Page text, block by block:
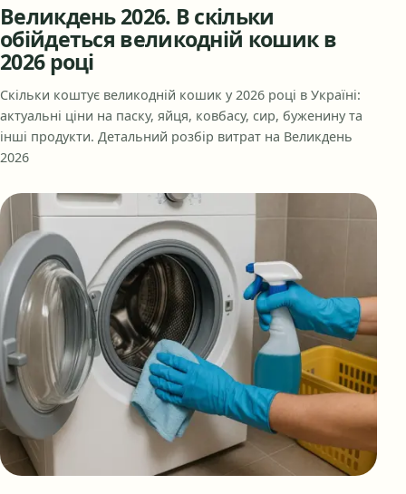
Великдень 2026. В скільки
обійдеться великодній кошик в
2026 році
Скільки коштує великодній кошик у 2026 році в Україні:
актуальні ціни на паску, яйця, ковбасу, сир, буженину та
інші продукти. Детальний розбір витрат на Великдень
2026